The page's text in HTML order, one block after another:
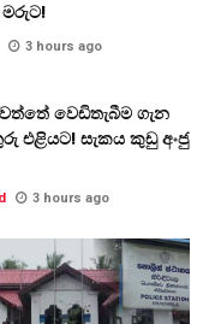
3 hours ago
වෙඩිතැබීම ගැන
එළියට! සැකය කුඩු අංජු
3 hours ago